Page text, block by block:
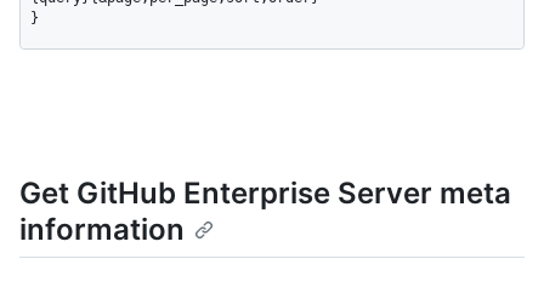
}
Get GitHub Enterprise Server meta
information